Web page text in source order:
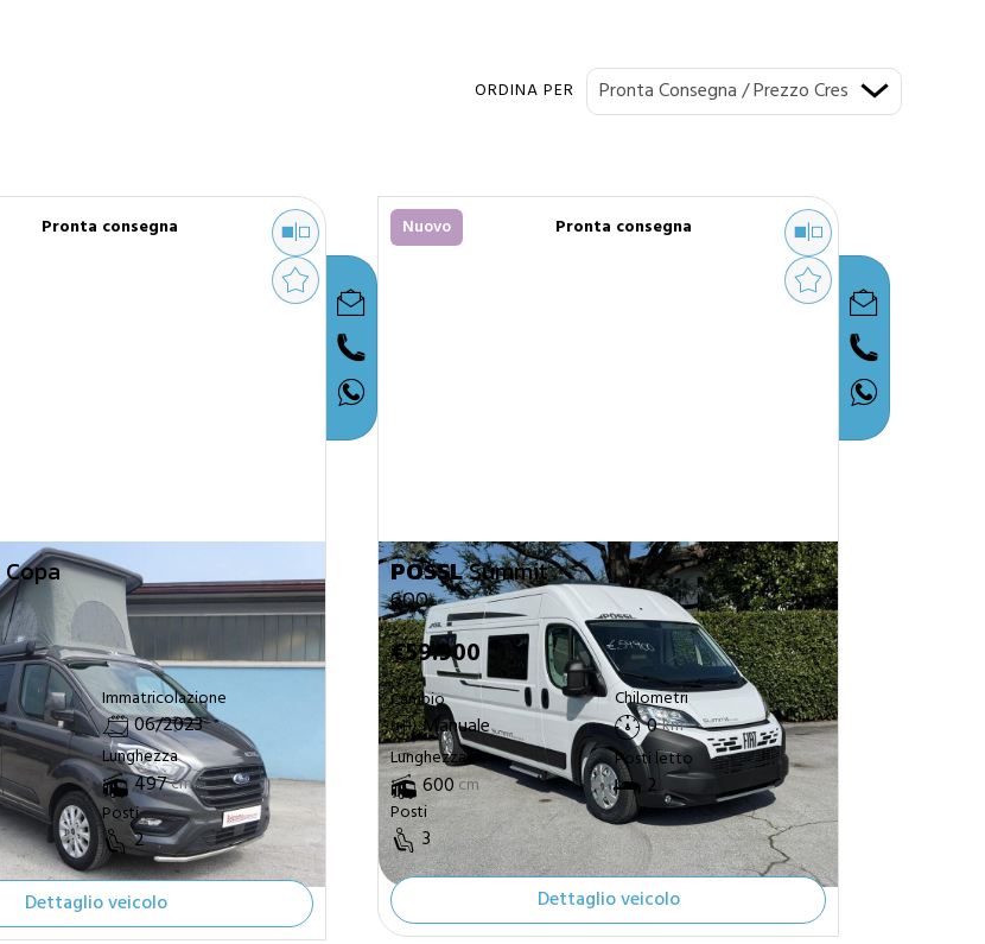
ORDINA PER
Pronta consegna
Copa
Immatricolazione
06/2023
Lunghezza
497cm
Posti
2
Dettaglio veicolo
Nuovo Pronta consegna
POSSLSummit
600
€59.900
Cambio
Manuale
Chilometri
0km
Lunghezza
600cm
Posti letto
2
Posti
3
Dettaglio veicolo